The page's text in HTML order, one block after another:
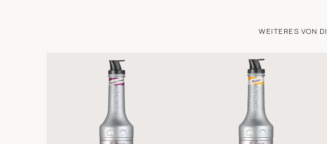
WEITERES VON